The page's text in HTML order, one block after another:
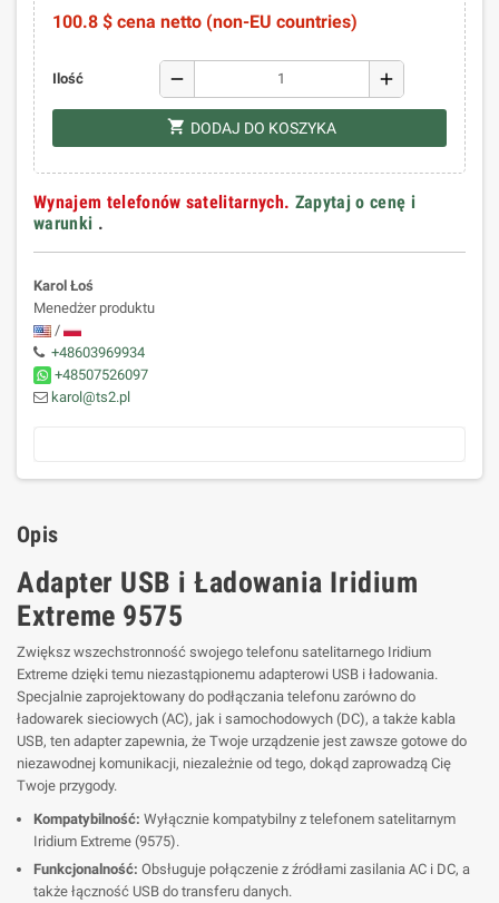
100.8 $ cena netto (non-EU countries)
Ilość remove add
shopping_cart DODAJ DO KOSZYKA
Wynajem telefonów satelitarnych. Zapytaj o cenę i
warunki .
Karol Łoś
Menedżer produktu
/
+48603969934
+48507526097
karol@ts2.pl
Opis
Adapter USB i Ładowania Iridium
Extreme 9575
Zwiększ wszechstronność swojego telefonu satelitarnego Iridium
Extreme dzięki temu niezastąpionemu adapterowi USB i ładowania.
Specjalnie zaprojektowany do podłączania telefonu zarówno do
ładowarek sieciowych (AC), jak i samochodowych (DC), a także kabla
USB, ten adapter zapewnia, że Twoje urządzenie jest zawsze gotowe do
niezawodnej komunikacji, niezależnie od tego, dokąd zaprowadzą Cię
Twoje przygody.
Kompatybilność: Wyłącznie kompatybilny z telefonem satelitarnym
Iridium Extreme (9575).
Funkcjonalność: Obsługuje połączenie z źródłami zasilania AC i DC, a
także łączność USB do transferu danych.